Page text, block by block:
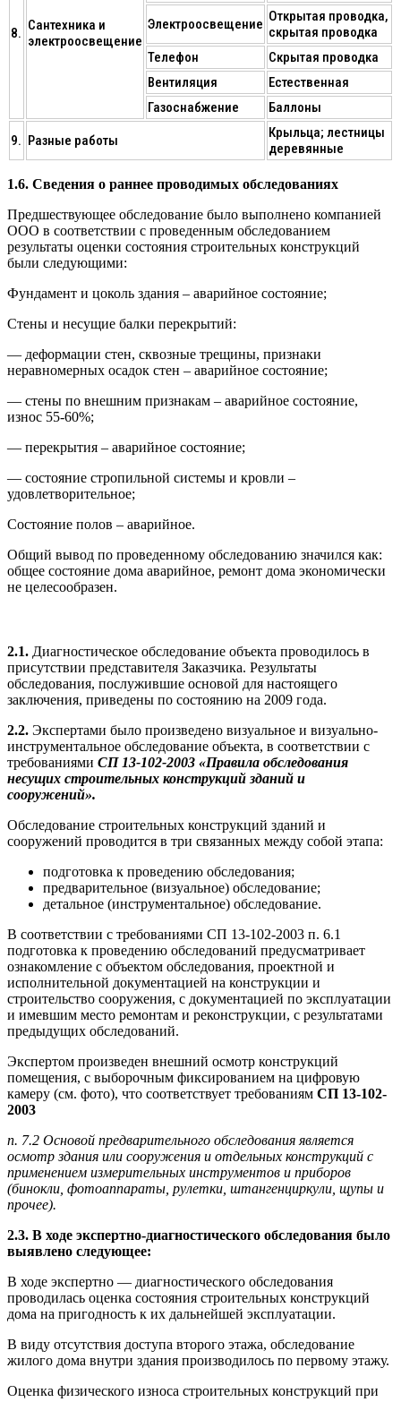
8. Сантехника и
электроосвещение
Электроосвещение Открытая проводка,
скрытая проводка
Телефон
Скрытая проводка
Вентиляция
Естественная
Газоснабжение
Баллоны
9. Разные работы
Крыльца; лестницы
деревянные
1.6. Сведения о раннее проводимых обследованиях
Предшествующее обследование было выполнено компанией
ООО в соответствии с проведенным обследованием
результаты оценки состояния строительных конструкций
были следующими:
Фундамент и цоколь здания – аварийное состояние;
Стены и несущие балки перекрытий:
— деформации стен, сквозные трещины, признаки
неравномерных осадок стен – аварийное состояние;
— стены по внешним признакам – аварийное состояние,
износ 55-60%;
— перекрытия – аварийное состояние;
— состояние стропильной системы и кровли –
удовлетворительное;
Состояние полов – аварийное.
Общий вывод по проведенному обследованию значился как:
общее состояние дома аварийное, ремонт дома экономически
не целесообразен.
2.1. Диагностическое обследование объекта проводилось в
присутствии представителя Заказчика. Результаты
обследования, послужившие основой для настоящего
заключения, приведены по состоянию на 2009 года.
2.2. Экспертами было произведено визуальное и визуально-
инструментальное обследование объекта, в соответствии с
требованиями СП 13-102-2003 «Правила обследования
несущих строительных конструкций зданий и
сооружений».
Обследование строительных конструкций зданий и
сооружений проводится в три связанных между собой этапа:
подготовка к проведению обследования;
предварительное (визуальное) обследование;
детальное (инструментальное) обследование.
В соответствии с требованиями СП 13-102-2003 п. 6.1
подготовка к проведению обследований предусматривает
ознакомление с объектом обследования, проектной и
исполнительной документацией на конструкции и
строительство сооружения, с документацией по эксплуатации
и имевшим место ремонтам и реконструкции, с результатами
предыдущих обследований.
Экспертом произведен внешний осмотр конструкций
помещения, с выборочным фиксированием на цифровую
камеру (см. фото), что соответствует требованиям СП 13-102-
2003
п. 7.2 Основой предварительного обследования является
осмотр здания или сооружения и отдельных конструкций с
применением измерительных инструментов и приборов
(бинокли, фотоаппараты, рулетки, штангенциркули, щупы и
прочее).
2.3. В ходе экспертно-диагностического обследования было
выявлено следующее:
В ходе экспертно — диагностического обследования
проводилась оценка состояния строительных конструкций
дома на пригодность к их дальнейшей эксплуатации.
В виду отсутствия доступа второго этажа, обследование
жилого дома внутри здания производилось по первому этажу.
Оценка физического износа строительных конструкций при